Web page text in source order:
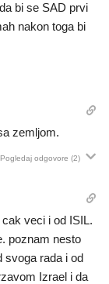
bi se SAD prvi
nakon toga bi
zemljom.
Pogledaj odgovore (2)
veci i od ISIL.
poznam nesto
svoga rada i od
Izrael i da